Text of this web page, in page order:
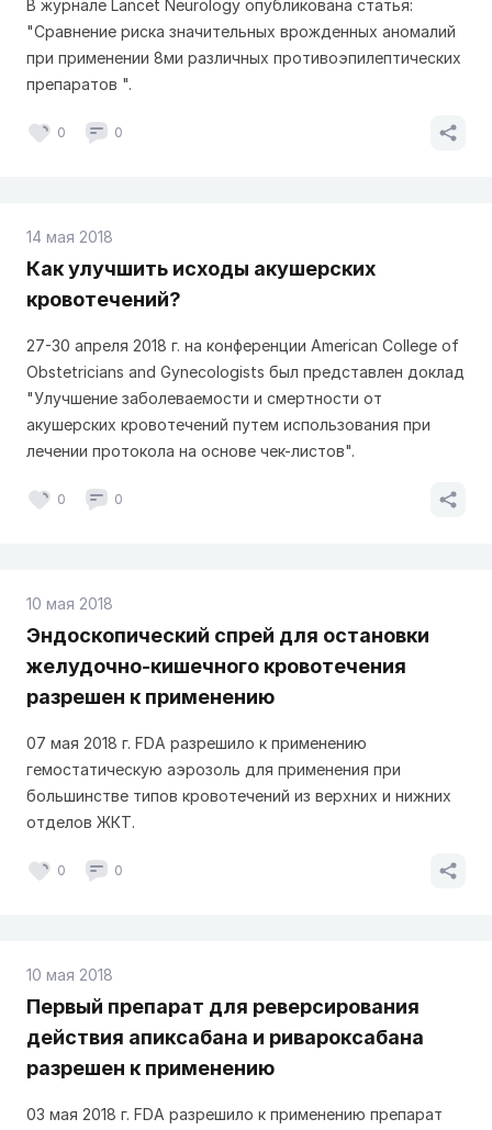
В журнале Lancet Neurology опубликована статья:
"Сравнение риска значительных врожденных аномалий
при применении 8ми различных противоэпилептических
препаратов ".
0 0
14 мая 2018
Как улучшить исходы акушерских
кровотечений?
27-30 апреля 2018 г. на конференции American College of
Obstetricians and Gynecologists был представлен доклад
"Улучшение заболеваемости и смертности от
акушерских кровотечений путем использования при
лечении протокола на основе чек-листов".
0 0
10 мая 2018
Эндоскопический спрей для остановки
желудочно-кишечного кровотечения
разрешен к применению
07 мая 2018 г. FDA разрешило к применению
гемостатическую аэрозоль для применения при
большинстве типов кровотечений из верхних и нижних
отделов ЖКТ.
0 0
10 мая 2018
Первый препарат для реверсирования
действия апиксабана и ривароксабана
разрешен к применению
03 мая 2018 г. FDA разрешило к применению препарат